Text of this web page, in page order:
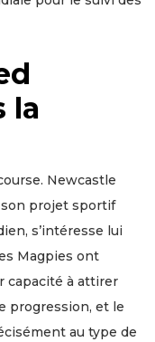
la
Newcastle
projet sportif
s’intéresse lui
Magpies ont
capacité à attirer
progression, et le
au type de